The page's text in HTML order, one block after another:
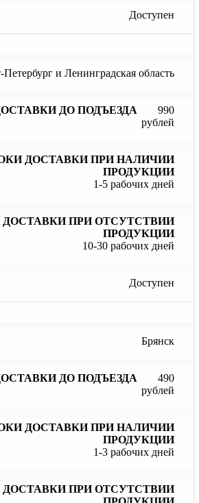
Доступен
Петербург и Ленинградская область
990
рублей
1-5 рабочих дней
10-30 рабочих дней
Доступен
Брянск
490
рублей
1-3 рабочих дней